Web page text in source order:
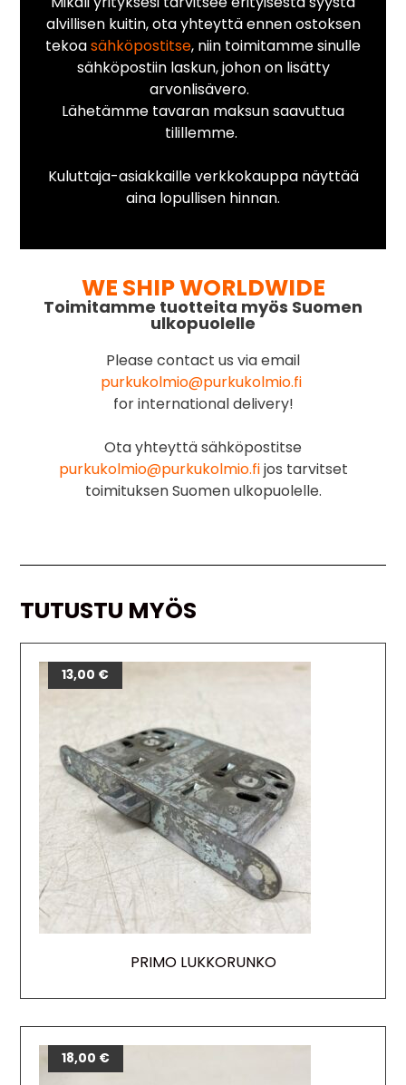
alvillisen kuitin, ota yhteyttä ennen ostoksen
tekoasähköpostitse, niin toimitamme sinulle
sähköpostiin laskun, johon on lisätty
arvonlisävero.
Lähetämme tavaran maksun saavuttua
tilillemme.
Kuluttaja-asiakkaille verkkokauppa näyttää
aina lopullisen hinnan.
WE SHIP WORLDWIDE
Toimitamme tuotteita myös Suomen
ulkopuolelle
Please contact us via email
purkukolmio@purkukolmio.fi
for international delivery!
Ota yhteyttä sähköpostitse
purkukolmio@purkukolmio.fijos tarvitset
toimituksen Suomen ulkopuolelle.
TUTUSTU MYÖS
PRIMO LUKKORUNKO
13,00 €
18,00 €